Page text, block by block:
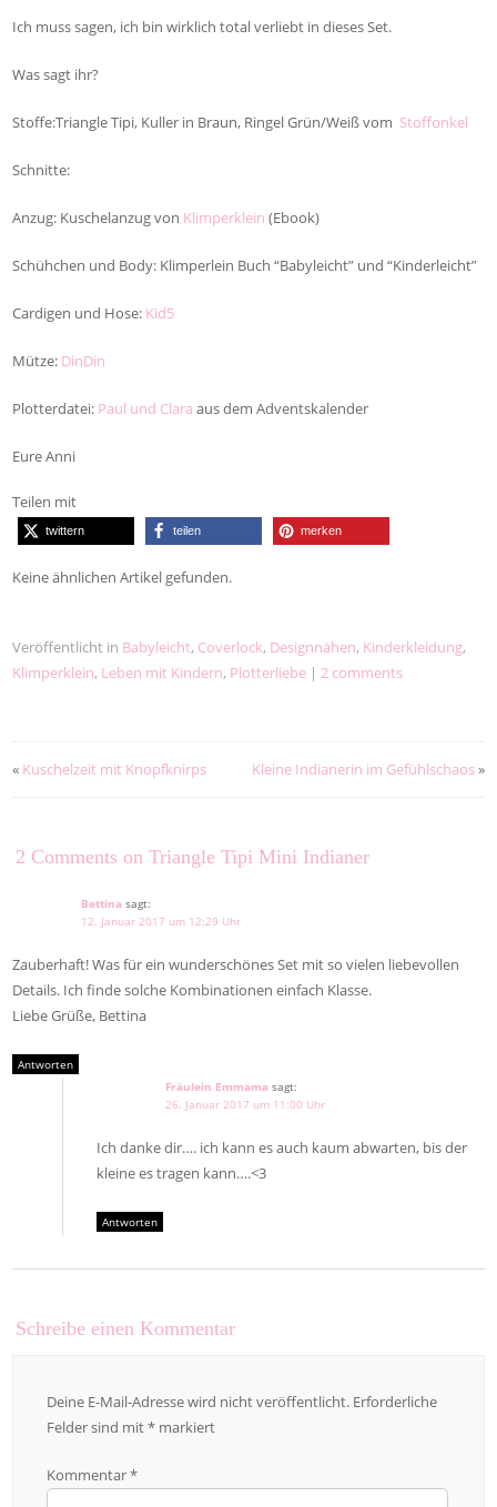
Ich muss sagen, ich bin wirklich total verliebt in dieses Set.
Was sagt ihr?
Stoffe:Triangle Tipi, Kuller in Braun, Ringel Grün/Weiß vom Stoffonkel
Schnitte:
Anzug: Kuschelanzug von Klimperklein (Ebook)
Schühchen und Body: Klimperlein Buch “Babyleicht” und “Kinderleicht”
Cardigen und Hose: Kid5
Mütze: DinDin
Plotterdatei: Paul und Clara aus dem Adventskalender
Eure Anni
Teilen mit
twittern teilen merken
Keine ähnlichen Artikel gefunden.
Veröffentlicht in Babyleicht, Coverlock, Designnähen, Kinderkleidung,
Klimperklein, Leben mit Kindern, Plotterliebe |2 comments
« Kuschelzeit mit Knopfknirps Kleine Indianerin im Gefühlschaos»
2 Comments on Triangle Tipi Mini Indianer
Bettina sagt:
12. Januar 2017 um 12:29 Uhr
Zauberhaft! Was für ein wunderschönes Set mit so vielen liebevollen
Details. Ich finde solche Kombinationen einfach Klasse.
Liebe Grüße, Bettina
Antworten
Fräulein Emmama sagt:
26. Januar 2017 um 11:00 Uhr
Ich danke dir…. ich kann es auch kaum abwarten, bis der
kleine es tragen kann….<3
Antworten
Schreibe einen Kommentar
Deine E-Mail-Adresse wird nicht veröffentlicht. Erforderliche
Felder sind mit* markiert
Kommentar*